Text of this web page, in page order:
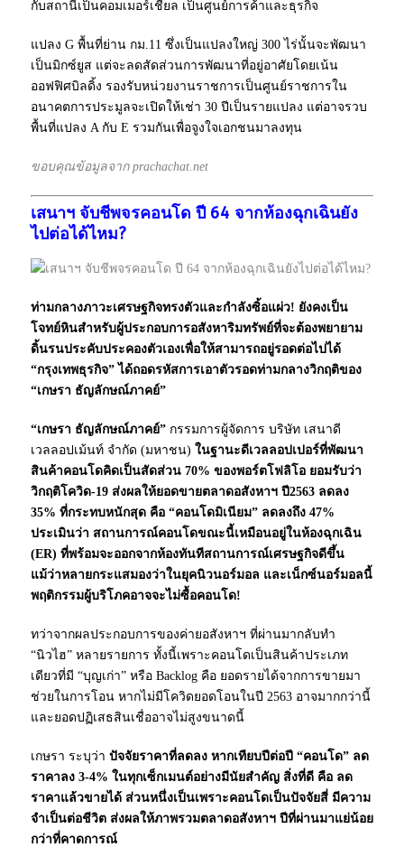
กับสถานีเป็นคอมเมอร์เชียล เป็นศูนย์การค้าและธุรกิจ
แปลง G พื้นที่ย่าน กม.11 ซึ่งเป็นแปลงใหญ่ 300 ไร่นั้นจะพัฒนา
เป็นมิกซ์ยูส แต่จะลดสัดส่วนการพัฒนาที่อยู่อาศัยโดยเน้น
ออฟฟิศบิลดิ้ง รองรับหน่วยงานราชการเป็นศูนย์ราชการใน
อนาคตการประมูลจะเปิดให้เช่า 30 ปีเป็นรายแปลง แต่อาจรวบ
พื้นที่แปลง A กับ E รวมกันเพื่อจูงใจเอกชนมาลงทุน
ขอบคุณข้อมูลจาก prachachat.net
เสนาฯ จับชีพจรคอนโด ปี 64 จากห้องฉุกเฉินยัง
ไปต่อได้ไหม?
ท่ามกลางภาวะเศรษฐกิจทรงตัวและกำลังซิ้อแผ่ว! ยังคงเป็น
โจทย์หินสำหรับผู้ประกอบการอสังหาริมทรัพย์ที่จะต้องพยายาม
ดิ้นรนประคับประคองตัวเองเพื่อให้สามารถอยู่รอดต่อไปได้
“กรุงเทพธุรกิจ” ได้ถอดรหัสการเอาตัวรอดท่ามกลางวิกฤติของ
“เกษรา ธัญลักษณ์ภาคย์”
“เกษรา ธัญลักษณ์ภาคย์” กรรมการผู้จัดการ บริษัท เสนาดี
เวลลอปเม้นท์ จำกัด (มหาชน) ในฐานะดีเวลลอปเปอร์ที่พัฒนา
สินค้าคอนโดคิดเป็นสัดส่วน 70% ของพอร์ตโฟลิโอ ยอมรับว่า
วิกฤติโควิด-19 ส่งผลให้ยอดขายตลาดอสังหาฯ ปี2563 ลดลง
35% ที่กระทบหนักสุด คือ “คอนโดมิเนียม” ลดลงถึง 47%
ประเมินว่า สถานการณ์คอนโดขณะนี้เหมือนอยู่ในห้องฉุกเฉิน
(ER) ที่พร้อมจะออกจากห้องทันทีสถานการณ์เศรษฐกิจดีขึ้น
แม้ว่าหลายกระแสมองว่าในยุคนิวนอร์มอล และเน็กซ์นอร์มอลนี้
พฤติกรรมผู้บริโภคอาจจะไม่ซื้อคอนโด!
ทว่าจากผลประกอบการของค่ายอสังหาฯ ที่ผ่านมากลับทำ
“นิวไฮ” หลายรายการ ทั้งนี้เพราะคอนโดเป็นสินค้าประเภท
เดียวที่มี “บุญเก่า” หรือ Backlog คือ ยอดรายได้จากการขายมา
ช่วยในการโอน หากไม่มีโควิดยอดโอนในปี 2563 อาจมากกว่านี้
และยอดปฏิเสธสินเชื่ออาจไม่สูงขนาดนี้
เกษรา ระบุว่า ปัจจัยราคาที่ลดลง หากเทียบปีต่อปี “คอนโด” ลด
ราคาลง 3-4% ในทุกเซ็กเมนต์อย่างมีนัยสำคัญ สิ่งที่ดี คือ ลด
ราคาแล้วขายได้ ส่วนหนึ่งเป็นเพราะคอนโดเป็นปัจจัยสี่ มีความ
จำเป็นต่อชีวิต ส่งผลให้ภาพรวมตลาดอสังหาฯ ปีที่ผ่านมาแย่น้อย
กว่าที่คาดการณ์